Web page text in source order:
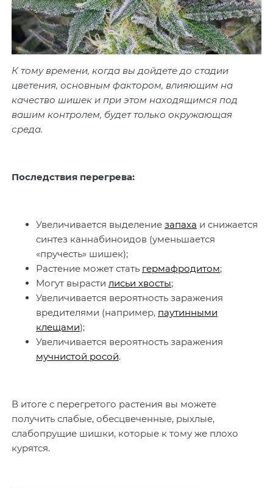
К тому времени, когда вы дойдете до стадии
цветения, основным фактором, влияющим на
качество шишек и при этом находящимся под
вашим контролем, будет только окружающая
среда.
Последствия перегрева:
Увеличивается выделение запаха и снижается
синтез каннабиноидов (уменьшается
«пручесть» шишек);
Растение может стать гермафродитом;
Могут вырасти лисьи хвосты;
Увеличивается вероятность заражения
вредителями (например, паутинными
клещами);
Увеличивается вероятность заражения
мучнистой росой.
В итоге с перегретого растения вы можете
получить слабые, обесцвеченные, рыхлые,
слабопрущие шишки, которые к тому же плохо
курятся.